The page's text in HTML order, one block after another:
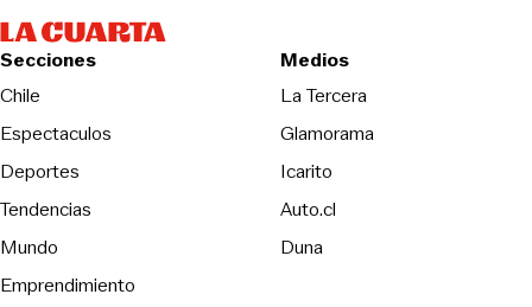
Secciones
Chile
Espectaculos
Deportes
Tendencias
Mundo
Emprendimiento
Medios
La TerceraOpens in new
Glamorama
Icarito
Auto.cl
DunaOpens in new window